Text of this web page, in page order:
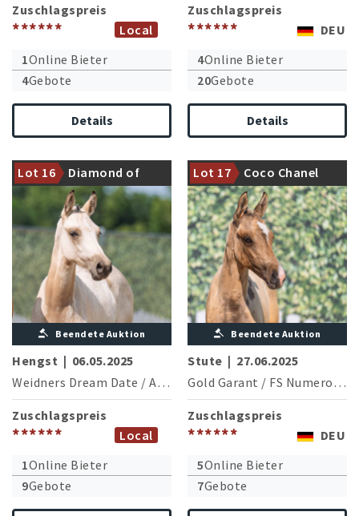
Zuschlagspreis
******
Local
1Online Bieter
4Gebote
Details
Zuschlagspreis
******
DEU
4Online Bieter
20Gebote
Details
Lot 16
Diamond of
Dreams ML
Qualitätvoller Sohn des
aktuell PSG erfolgreichen
Weidners Dream Date
Beendete Auktion
Hengst | 06.05.2025
Weidners Dream Date / A new Star I NRW
Zuschlagspreis
******
Local
1Online Bieter
9Gebote
Lot 17
Coco Chanel
Royal CH
Der Bundeschampion Gold
Garant mit einem
qualitätvollen Nachwuchs
Beendete Auktion
Stute | 27.06.2025
Gold Garant / FS Numero Uno NRW
Zuschlagspreis
******
DEU
5Online Bieter
7Gebote